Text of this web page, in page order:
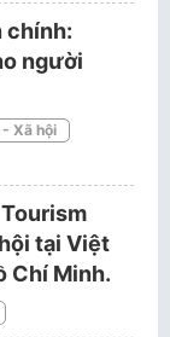
chính:
người
Xã hội
tại Việt
Chí Minh.